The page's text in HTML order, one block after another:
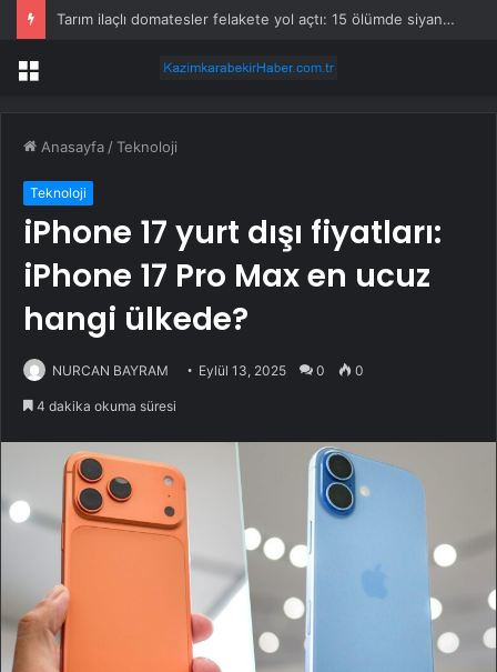
Tarım ilaçlı domatesler felakete yol açtı: 15 ölümde siyanür izine rastlandı
Menü
Anasayfa /Teknoloji
Teknoloji
iPhone 17 yurt dışı fiyatları:
iPhone 17 Pro Max en ucuz
hangi ülkede?
NURCAN BAYRAM Eylül 13, 2025 0 0
4 dakika okuma süresi